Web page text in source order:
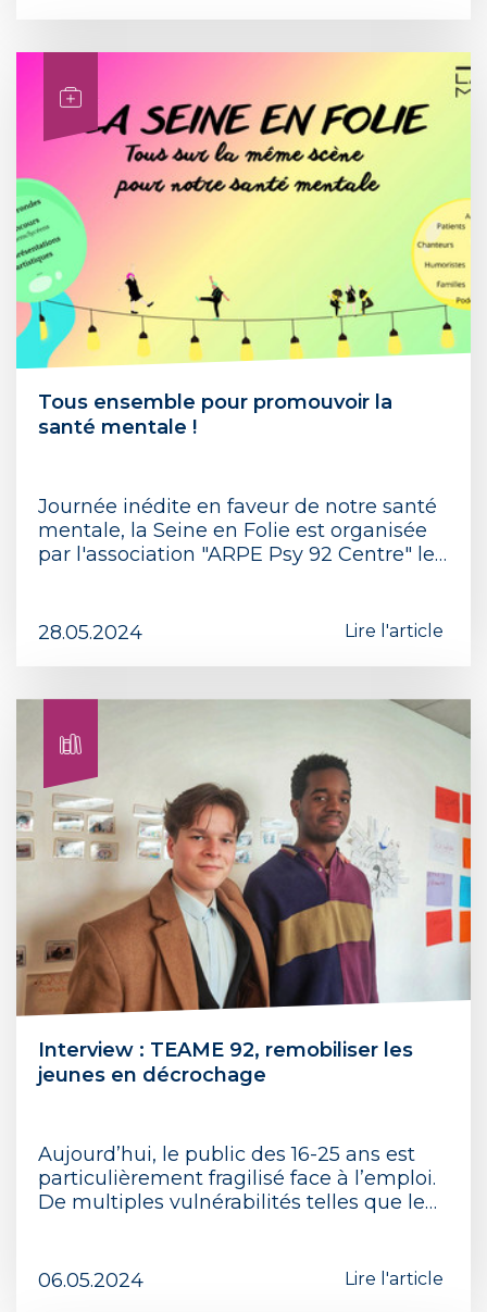
Tous ensemble pour promouvoir la
santé mentale !
Journée inédite en faveur de notre santé
mentale, la Seine en Folie est organisée
par l'association "ARPE Psy 92 Centre" le…
28.05.2024 Lire l'article
Interview : TEAME 92, remobiliser les
jeunes en décrochage
Aujourd’hui, le public des 16-25 ans est
particulièrement fragilisé face à l’emploi.
De multiples vulnérabilités telles que le…
06.05.2024 Lire l'article